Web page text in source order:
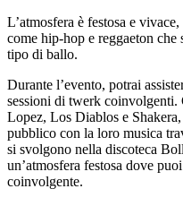
L’atmosfera è festosa e
come hip-hop e reggaeton che
tipo di ballo.
Durante l’evento, potrai
sessioni di twerk
Lopez, Los Diablos e
pubblico con la loro musica
si svolgono nella discoteca
un’atmosfera festosa dove
coinvolgente.